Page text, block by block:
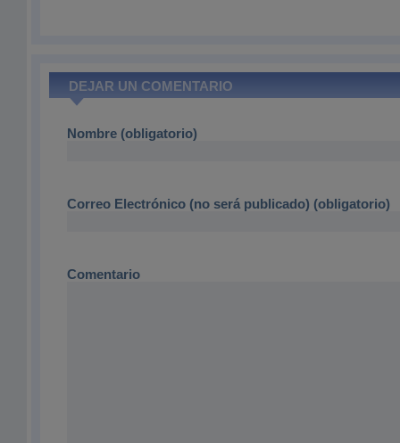
DEJAR UN COMENTARIO
Nombre (obligatorio)
Correo Electrónico (no será publicado) (obligatorio)
Comentario